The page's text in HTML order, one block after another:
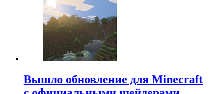
Вышло обновление для Minecraft